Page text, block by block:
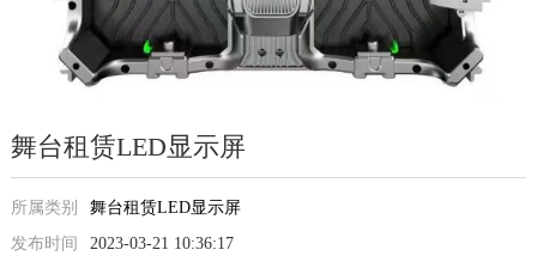
舞台租赁LED显示屏
所属类别
发布时间
舞台租赁LED显示屏
2023-03-21 10:36:17